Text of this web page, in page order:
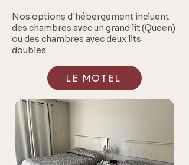
Nos options d'hébergement incluent
des chambres avec un grand lit (Queen)
ou des chambres avec deux lits
doubles.
LE MOTEL